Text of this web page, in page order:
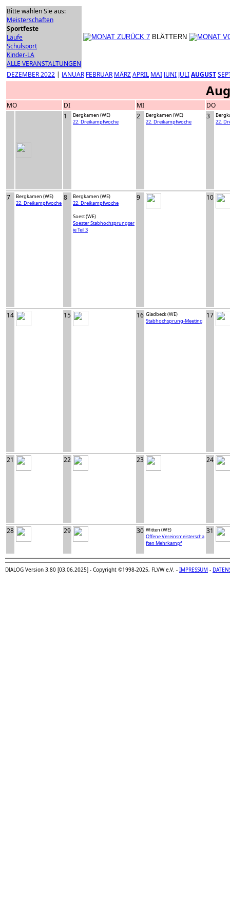
Bitte wählen Sie aus:
Meisterschaften
Sportfeste
Läufe
Schulsport
Kinder-LA
ALLE VERANSTALTUNGEN
BLÄTTERN
DEZEMBER 2022 | JANUAR FEBRUAR MÄRZAPRIL MAI JUNI JULIAUGUST
MO DI MI
DO
1
Bergkamen (WE)
22. Dreikampfwoche
2
Bergkamen (WE)
22. Dreikampfwoche
3
22.
7
Bergkamen (WE)
22. Dreikampfwoche
8
Bergkamen (WE)
22. Dreikampfwoche
Soest (WE)
Soester Stabhochsprungser
ie Teil 3
9 10
14 15 16 Gladbeck (WE)
Stabhochsprung-Meeting
17
21 22 23 24
28 29 30 Witten (WE)
Offene Vereinsmeisterscha
ften Mehrkampf
31
DIALOG Version 3.80 [03.06.2025] - Copyright ©1998-2025, FLVW e.V. - IMPRESSUM -